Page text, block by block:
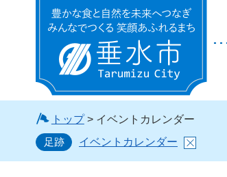
垂水市
トップ> イベントカレンダー
足跡
イベントカレンダー